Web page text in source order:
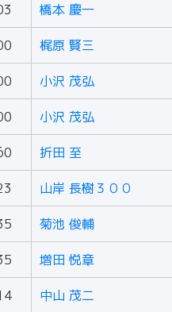
橋本 慶一
梶原 賢三
小沢 茂弘
小沢 茂弘
折田 至
山岸 長樹３００
菊池 俊輔
増田 悦章
中山 茂二